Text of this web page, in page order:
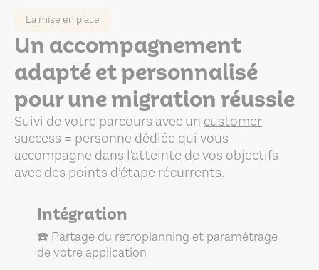
La mise en place
Un accompagnement
adapté et personnalisé
pour une migration réussie
Suivi de votre parcours avec un customer
success = personne dédiée qui vous
accompagne dans l'atteinte de vos objectifs
avec des points d’étape récurrents.
Intégration
☎️ Partage du rétroplanning et paramétrage
de votre application